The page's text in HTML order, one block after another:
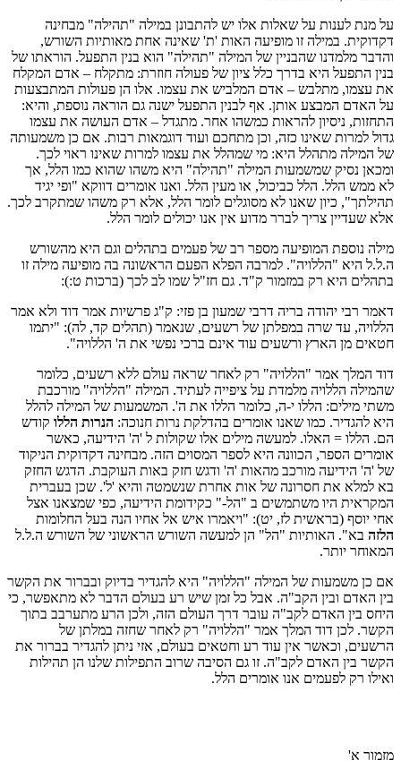
על מנת לענות על שאלות אלו יש להתבונן במילה "תהילה" מבחינה
דקדוקית. במילה זו מופיעה האות 'ת' שאינה אחת מאותיות השורש,
והדבר מלמדנו שהבניין של המילה "תהילה" הוא בנין התפעל. הוראתו של
בנין התפעל היא בדרך כלל ציון של פעולה חוזרת: מתקלח – אדם המקלח
את עצמו, מתלבש – אדם המלביש את עצמו. אלו הן פעולות המתבצעות
על האדם המבצע אותן. אף לבנין התפעל ישנה גם הוראה נוספת, והיא:
התחזות, ניסיון להראות כמשהו אחר. מתגדל – אדם העושה את עצמו
גדול למרות שאינו כזה, וכן מתחכם ועוד דוגמאות רבות. אם כן משמעותה
של המילה מתהלל היא: מי שמהלל את עצמו למרות שאינו ראוי לכך.
ומכאן נסיק שמשמעות המילה "תהילה" היא משהו שהוא כמו הלל, אך
לא ממש הלל. הלל כביכול, או מעין הלל. ואנו אומרים דווקא "ופי יגיד
תהילתך", כיון שאנו לא מסוגלים לומר הלל, אלא רק משהו שמתקרב לכך.
אלא שעדיין צריך לברר מדוע אין אנו יכולים לומר הלל.
מילה נוספת המופיעה מספר רב של פעמים בתהלים וגם היא מהשורש
ה.ל.ל היא "הללויה". למרבה הפלא הפעם הראשונה בה מופיעה מילה זו
בתהלים היא רק במזמור ק"ד. גם חז"ל שמו לב לכך (ברכות ט:):
דאמר רבי יהודה בריה דרבי שמעון בן פזי: ק"ג פרשיות אמר דוד ולא אמר
הללויה, עד שרה במפלתן של רשעים, שנאמר (תהלים קד, לה): "יתמו
חטאים מן הארץ ורשעים עוד אינם ברכי נפשי את ה' הללויה".
דוד המלך אמר "הללויה" רק לאחר שראה עולם ללא רשעים, כלומר
שהמילה הללויה מלמדת על ציפייה לעתיד. המילה "הללויה" מורכבת
משתי מילים: הללו י-ה, כלומר הללו את ה'. המשמעות של המילה להלל
היא להגדיר. כמו שאנו אומרים בהדלקת נרות חנוכה: הנרות הללו קודש
הם. הללו = האלו. למעשה מילים אלו שקולות ל 'ה' הידיעה, כאשר
אומרים הספר, הכוונה היא לספר המסוים הזה. מבחינה דקדוקית הניקוד
של 'ה' הידיעה מורכב מהאות 'ה' ודגש חזק באות העוקבת. הדגש החזק
בא למלא את חסרונה של אות אחרת שנשמטה והיא 'ל'. שכן בעברית
המקראית היו משתמשים ב "הל-" כקידומת הידיעה, כפי שמצאנו אצל
אחי יוסף (בראשית לז, יט): "ויאמרו איש אל אחיו הנה בעל החלומות
הלזה בא". האותיות "הל" הן למעשה השורש הראשוני של השורש ה.ל.ל
המאוחר יותר.
אם כן משמעות של המילה "הללויה" היא להגדיר בדיוק ובברור את הקשר
בין האדם ובין הקב"ה. אבל כל זמן שיש רע בעולם הדבר לא מתאפשר, כי
היחס בין האדם לקב"ה עובר דרך העולם הזה, ולכן הרע מתערבב בתוך
הקשר. לכן דוד המלך אמר "הללויה" רק לאחר שחזה במלתן של
הרשעים, וכאשר אין עוד רע וחטאים בעולם, אזי ניתן להגדיר בברור את
הקשר בין האדם לקב"ה. זו גם הסיבה שרוב התפילות שלנו הן תהילות
ואילו רק לפעמים אנו אומרים הלל.
מזמור א'